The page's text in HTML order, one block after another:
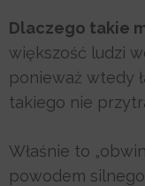
Dlaczego takie
większość ludzi
ponieważ wtedy
takiego nie
Właśnie to
powodem